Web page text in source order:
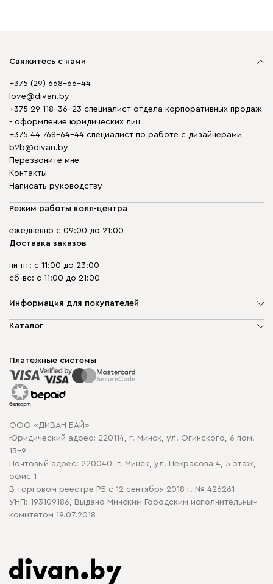
Свяжитесь с нами
+375 (29) 668-66-44
love@divan.by
+375 29 118-36-23 специалист отдела корпоративных продаж
- оформление юридических лиц
+375 44 768-64-44 специалист по работе с дизайнерами
b2b@divan.by
Перезвоните мне
Контакты
Написать руководству
Режим работы колл-центра
ежедневно с 09:00 до 21:00
Доставка заказов
пн-пт: с 11:00 до 23:00
сб-вс: с 11:00 до 21:00
Информация для покупателей
О компании
Способы оплаты
Рассрочка и кредит
Гарантия
Карта сайта
Политика конфиденциальности
Политика в отношении обработки cookie
Каталог
Корпусная мебель
Распродажа мебели
Платежные системы
ООО «ДИВАН БАЙ»
Юридический адрес: 220114, г. Минск, ул. Огинского, 6 пом.
13-9
Почтовый адрес: 220040, г. Минск, ул. Некрасова 4, 5 этаж,
офис 1
В торговом реестре РБ с 12 сентября 2018 г. № 426261
УНП: 193109186, Выдано Минским Городским исполнительным
комитетом 19.07.2018